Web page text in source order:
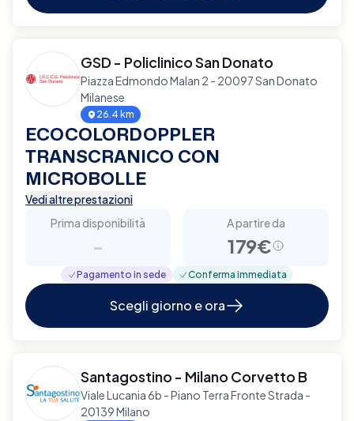
GSD - Policlinico San Donato
Piazza Edmondo Malan 2 - 20097 San Donato
Milanese
26.4 km
ECOCOLORDOPPLER
TRANSCRANICO CON
MICROBOLLE
Vedi altre prestazioni
Prima disponibilità
-
A partire da
179€
Pagamento in sede Conferma immediata
Scegli giorno e ora
Santagostino - Milano Corvetto B
Viale Lucania 6b - Piano Terra Fronte Strada -
20139 Milano